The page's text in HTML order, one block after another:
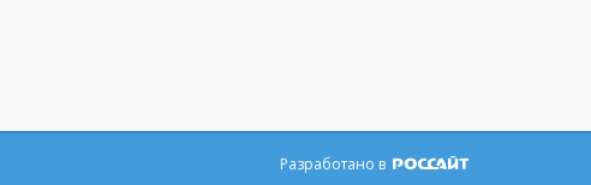
Разработано в